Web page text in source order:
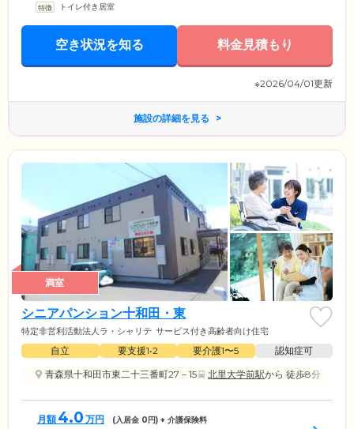
トイレ付き居室
空き状況を知る 料金見積もり
※2026/04/01更新
施設の詳細を見る
満室
シニアパンション十和田・東
特定非営利活動法人ラ・シャリテ サービス付き高齢者向け住宅
自立 要支援1•2 要介護1〜5
認知症可
青森県十和田市東二十三番町27－15
北里大学前駅から 徒歩8分
月額 4.0 万円 (入居金 0円) + 介護保険料